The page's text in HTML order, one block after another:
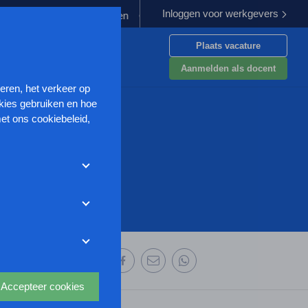
Kabinet werkt aan verbetering aanpak
Inloggen voor werkgevers
Plaats vacature
Aanmelden als docent
het verkeer op
gebruiken en hoe
ons cookiebeleid,
zonder de
website aan te
uit waarmee onder
Accepteer cookies